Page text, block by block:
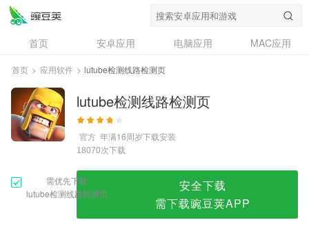
lutube检测线路检测页
首页 安卓应用 电脑应用
MAC应用
资讯
专题
问答
首页 > 应用软件 > lutube检测线路检测页
lutube检测线路检测页
官方 年满16周岁下载安装
18070次下载
需优先下载
lutube检测线路检测页
安全下载
需下载豌豆荚APP